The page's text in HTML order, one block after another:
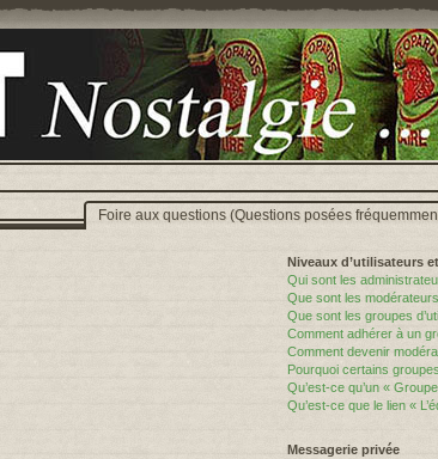
Foire aux questions (Questions posées
Niveaux d’utilisateurs
Qui sont les
Que sont les
Que sont les groupes
Comment adhérer à un
Comment devenir
Pourquoi certains
Qu’est-ce qu’un «
Qu’est-ce que le lien «
Messagerie privée